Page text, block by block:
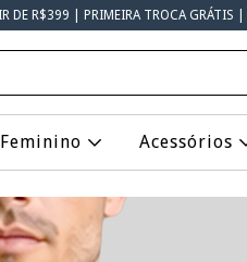
DE R$399 | PRIMEIRA TROCA GRÁTIS
Feminino Acessórios